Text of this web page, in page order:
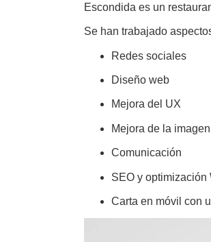
Escondida es un
Se han trabajado
Redes sociales
Diseño web
Mejora del UX
Mejora de la
Comunicación
SEO y optimización
Carta en móvil con